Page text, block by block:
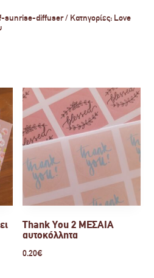
sunrise-diffuser Κατηγορίες: Love
Thank You 2 ΜΕΣΑΙΑ
αυτοκόλλητα
0.20€